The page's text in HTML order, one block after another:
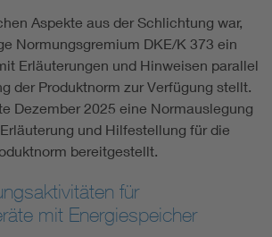
Aspekte aus der Schlichtung war,
Normungsgremium DKE/K 373 ein
Erläuterungen und Hinweisen parallel
der Produktnorm zur Verfügung stellt.
Dezember 2025 eine Normauslegung
und Hilfestellung für die
bereitgestellt.
für
mit Energiespeicher